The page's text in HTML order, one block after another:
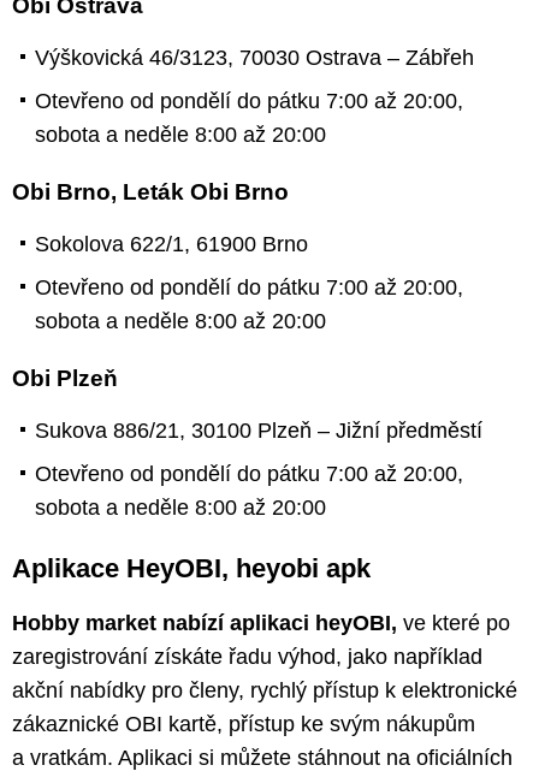
Výškovická 46/3123, 70030 Ostrava – Zábřeh
Otevřeno od pondělí do pátku 7:00 až 20:00,
sobota a neděle 8:00 až 20:00
Obi Brno, Leták Obi Brno
Sokolova 622/1, 61900 Brno
Otevřeno od pondělí do pátku 7:00 až 20:00,
sobota a neděle 8:00 až 20:00
Obi Plzeň
Sukova 886/21, 30100 Plzeň – Jižní předměstí
Otevřeno od pondělí do pátku 7:00 až 20:00,
sobota a neděle 8:00 až 20:00
Aplikace HeyOBI, heyobi apk
Hobby market nabízí aplikaci heyOBI, ve které po
zaregistrování získáte řadu výhod, jako například
akční nabídky pro členy, rychlý přístup k elektronické
zákaznické OBI kartě, přístup ke svým nákupům
a vratkám. Aplikaci si můžete stáhnout na oficiálních